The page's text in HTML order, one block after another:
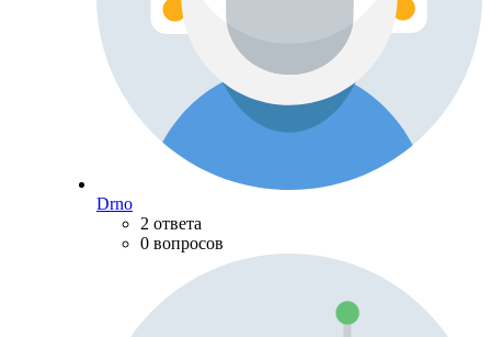
Drno
2 ответа
0 вопросов